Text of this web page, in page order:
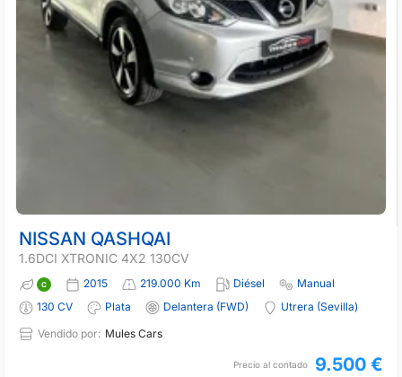
NISSAN QASHQAI
1.6DCI XTRONIC 4X2 130CV
2015 219.000 Km Diésel
Manual
130 CV
Plata Delantera (FWD)
Utrera (sevilla)
Vendido por: Mules Cars
Precio al contado 9.500 €